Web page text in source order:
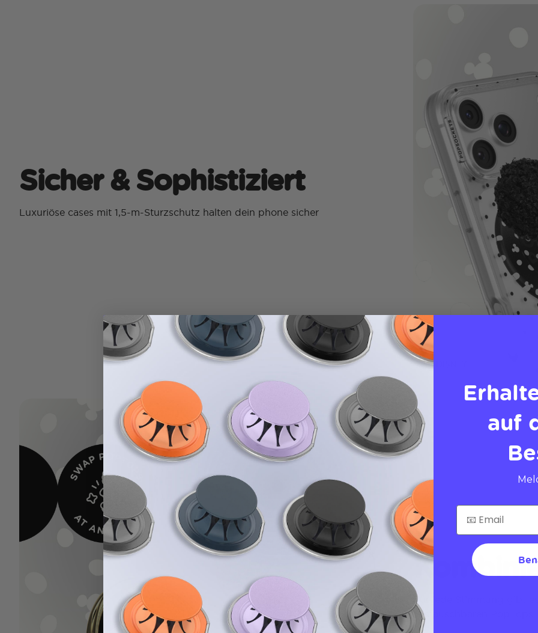
Sicher & Sophistiziert
Luxuriöse cases mit 1,5-m-Sturzschutz halten dein phone sicher
Für jede Stimmung gibt
austauschbaren PopTops
auf